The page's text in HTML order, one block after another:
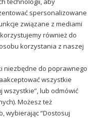
pasji i aktywnego
z kapturem
media
spersonalizowane
związane z mediami
również do
korzystania z naszej
niezbędne do poprawnego
wszystkie
wszystkie”, lub odmówić
Możesz też
wybierając “Dostosuj